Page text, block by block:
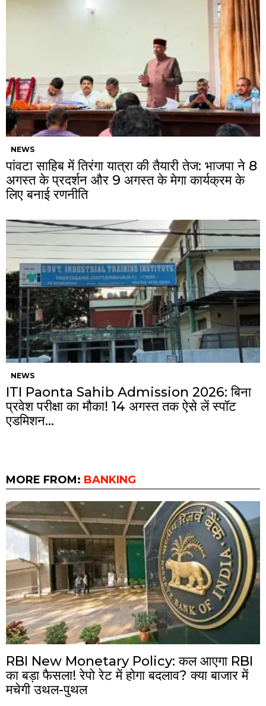
NEWS
पांवटा साहिब में तिरंगा यात्रा की तैयारी तेज: भाजपा ने 8
अगस्त के प्रदर्शन और 9 अगस्त के मेगा कार्यक्रम के
लिए बनाई रणनीति
NEWS
ITI Paonta Sahib Admission 2026: बिना
प्रवेश परीक्षा का मौका! 14 अगस्त तक ऐसे लें स्पॉट
एडमिशन…
MORE FROM: BANKING
RBI New Monetary Policy: कल आएगा RBI
का बड़ा फैसला! रेपो रेट में होगा बदलाव? क्या बाजार में
मचेगी उथल-पुथल